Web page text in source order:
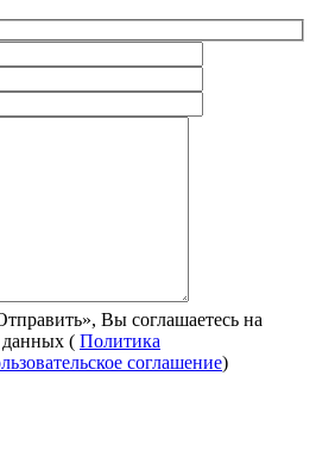
Вы соглашаетесь на
данных ( Политика
соглашение)